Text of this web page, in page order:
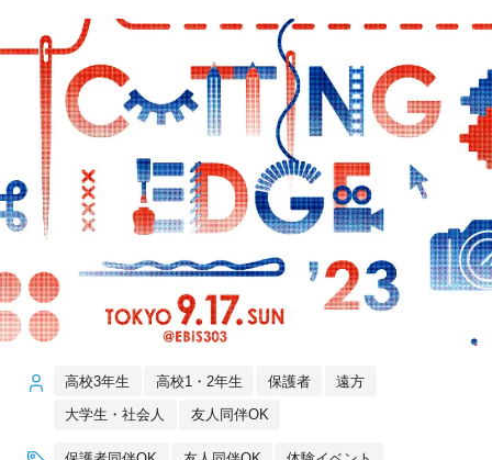
高校3年生 高校1・2年生 保護者 遠方
大学生・社会人 友人同伴OK